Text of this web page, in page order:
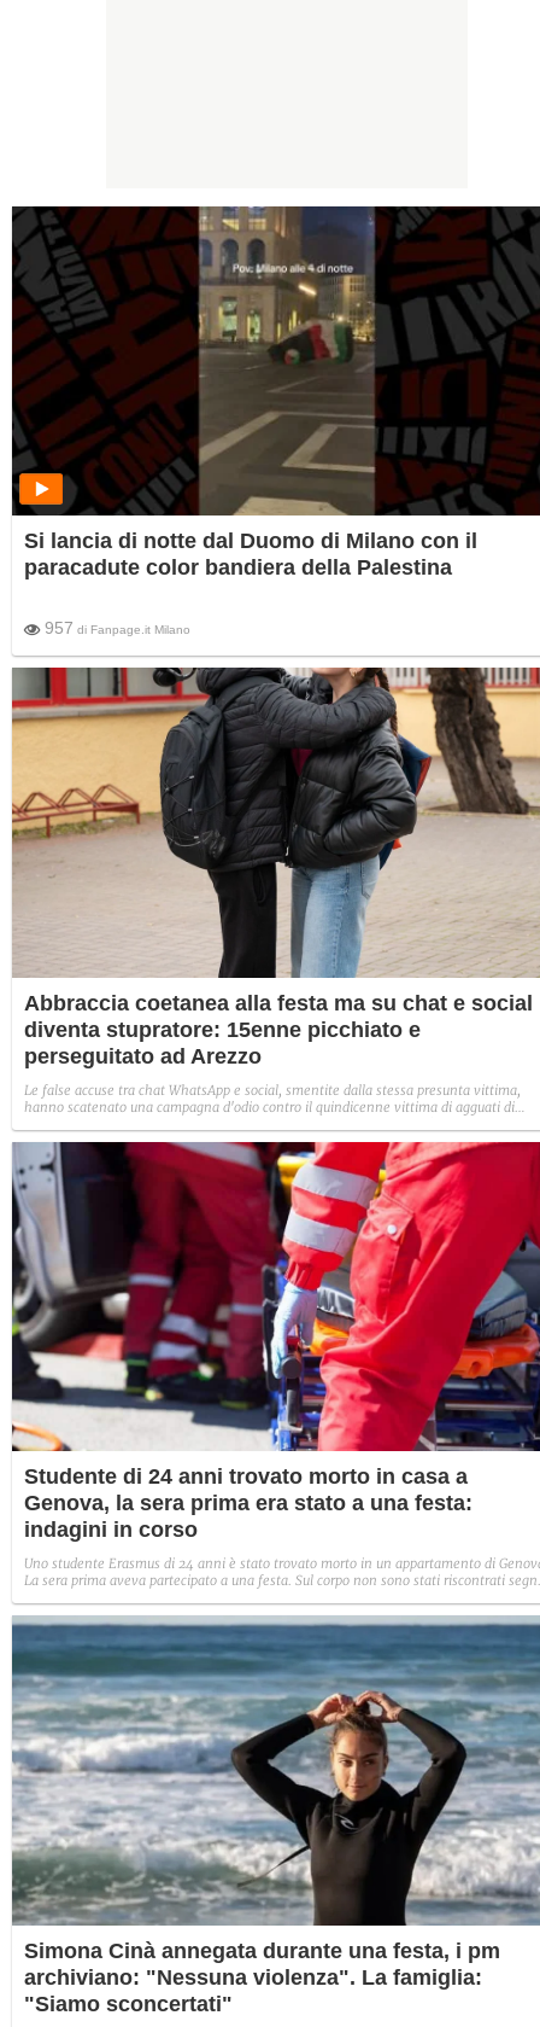
Si lancia di notte dal Duomo di Milano con il
paracadute color bandiera della Palestina
957 di Fanpage.it Milano
Abbraccia coetanea alla festa ma su chat e social
diventa stupratore: 15enne picchiato e
perseguitato ad Arezzo
Le false accuse tra chat WhatsApp e social, smentite dalla stessa presunta vittima,
hanno scatenato una campagna d'odio contro il quindicenne vittima di agguati di
cinque coetanei.
Studente di 24 anni trovato morto in casa a
Genova, la sera prima era stato a una festa:
indagini in corso
Uno studente Erasmus di 24 anni è stato trovato morto in un appartamento di
La sera prima aveva partecipato a una festa. Sul corpo non sono stati riscontrati segni
Simona Cinà annegata durante una festa, i pm
archiviano: "Nessuna violenza". La famiglia:
"Siamo sconcertati"